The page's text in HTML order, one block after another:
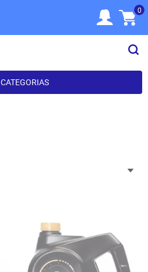
0
CATEGORIAS